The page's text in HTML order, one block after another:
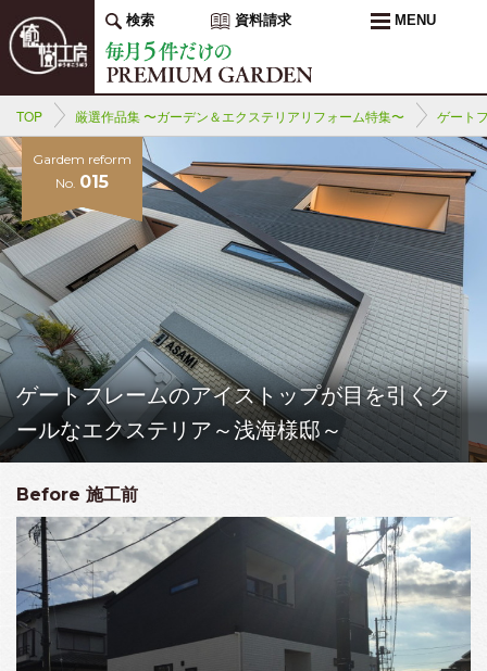
検索 資料請求 MENU
TOP 厳選作品集 〜ガーデン＆エクステリアリフォーム特集〜 ゲート
Gardem reform
No. 015
ゲートフレームのアイストップが目を引くク
ールなエクステリア～浅海様邸～
Before 施工前